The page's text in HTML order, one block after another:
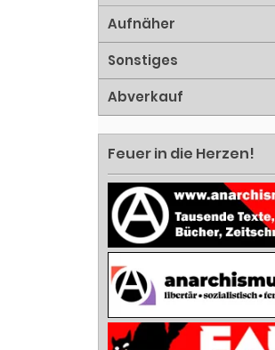
Aufnäher
Sonstiges
Abverkauf
Feuer in die Herzen!